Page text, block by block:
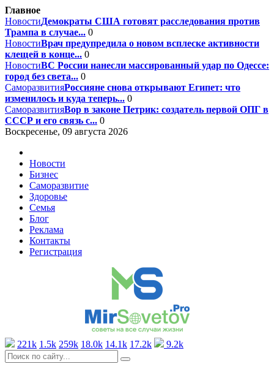
Главное
НовостиДемократы США готовят расследования против
Трампа в случае... 0
НовостиВрач предупредила о новом всплеске активности
клещей в конце... 0
НовостиВС России нанесли массированный удар по Одессе:
город без света... 0
СаморазвитияРоссияне снова открывают Египет: что
изменилось и куда теперь... 0
СаморазвитияВор в законе Петрик: создатель первой ОПГ в
СССР и его связь с... 0
Воскресенье, 09 августа 2026
Новости
Бизнес
Саморазвитие
Здоровье
Семья
Блог
Реклама
Контакты
Регистрация
221k 1.5k 259k 18.0k 14.1k 17.2k 9.2k